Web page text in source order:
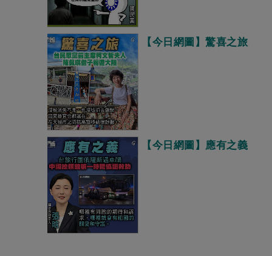
【今日網圖】驚喜之旅
【今日網圖】應有之義